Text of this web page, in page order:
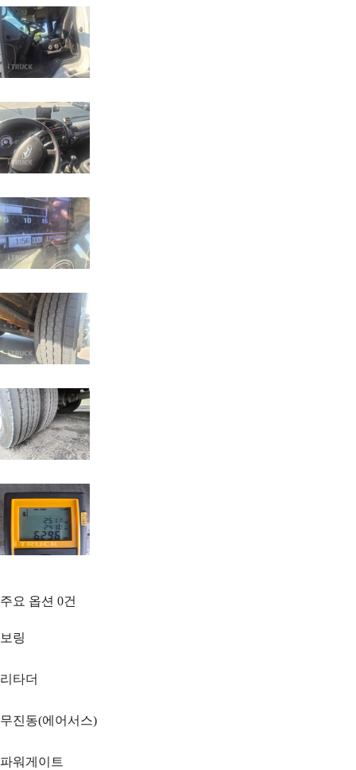
주요 옵션 0건
보링
리타더
무진동(에어서스)
파워게이트